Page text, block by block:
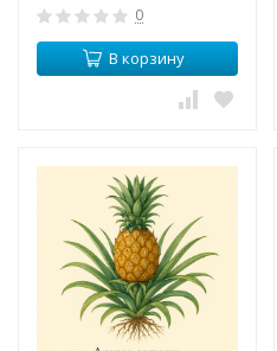
0
В корзину